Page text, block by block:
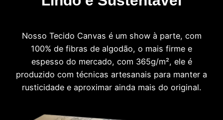
Nosso Tecido Canvas é um show à parte, com
100% de fibras de algodão, o mais firme e
espesso do mercado, com 365g/m², ele é
produzido com técnicas artesanais para manter a
rusticidade e aproximar ainda mais do original.